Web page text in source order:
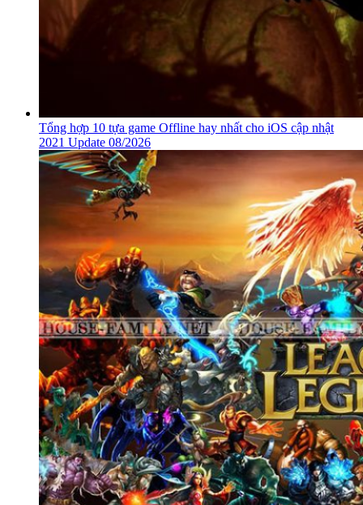
Tổng hợp 10 tựa game Offline hay nhất cho iOS cập nhật
2021 Update 08/2026